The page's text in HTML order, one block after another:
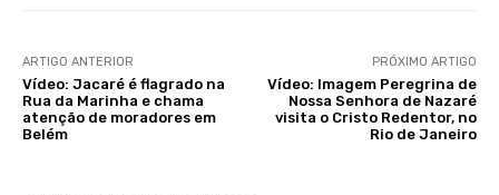
ARTIGO ANTERIOR
Vídeo: Jacaré é flagrado na
Rua da Marinha e chama
atenção de moradores em
Belém
PRÓXIMO ARTIGO
Vídeo: Imagem Peregrina de
Nossa Senhora de Nazaré
visita o Cristo Redentor, no
Rio de Janeiro